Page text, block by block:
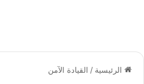
الرئيسية / القيادة الآمن